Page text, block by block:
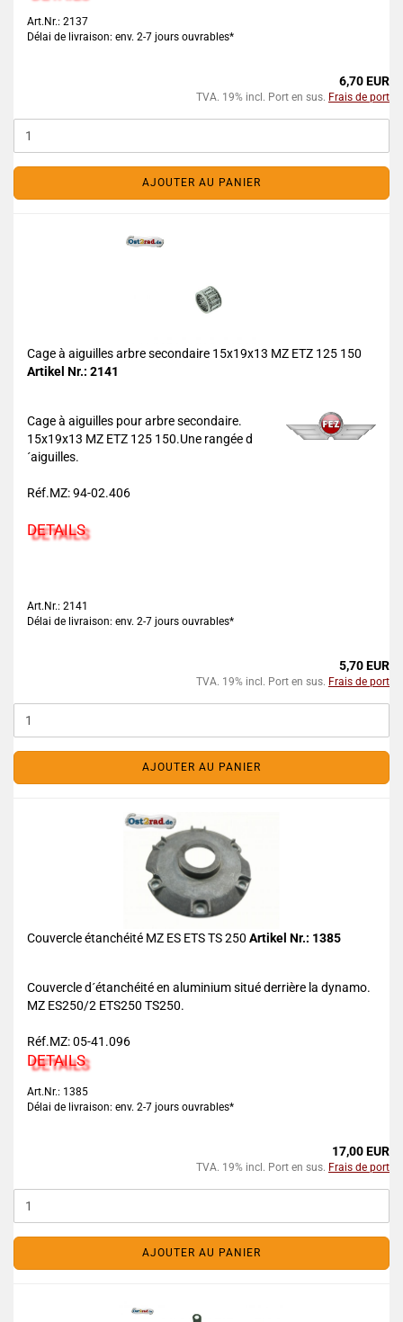
Art.Nr.: 2137
Délai de livraison: env. 2-7 jours ouvrables*
6,70 EUR
TVA. 19% incl. Port en sus. Frais de port
AJOUTER AU PANIER
Cage à aiguilles arbre secondaire 15x19x13 MZ ETZ 125 150
Artikel Nr.: 2141
Cage à aiguilles pour arbre secondaire.
15x19x13 MZ ETZ 125 150.Une rangée d
´aiguilles.
Réf.MZ: 94-02.406
DETAILS
Art.Nr.: 2141
Délai de livraison: env. 2-7 jours ouvrables*
5,70 EUR
TVA. 19% incl. Port en sus. Frais de port
AJOUTER AU PANIER
Couvercle étanchéité MZ ES ETS TS 250 Artikel Nr.: 1385
Couvercle d´étanchéité en aluminium situé derrière la dynamo.
MZ ES250/2 ETS250 TS250.
Réf.MZ: 05-41.096
DETAILS
Art.Nr.: 1385
Délai de livraison: env. 2-7 jours ouvrables*
17,00 EUR
TVA. 19% incl. Port en sus. Frais de port
AJOUTER AU PANIER